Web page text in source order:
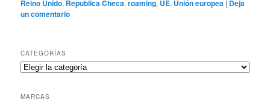
Reino Unido, Republica Checa,roaming, UE, Unión europea | Deja
un comentario
CATEGORÍAS
Categorías
MARCAS